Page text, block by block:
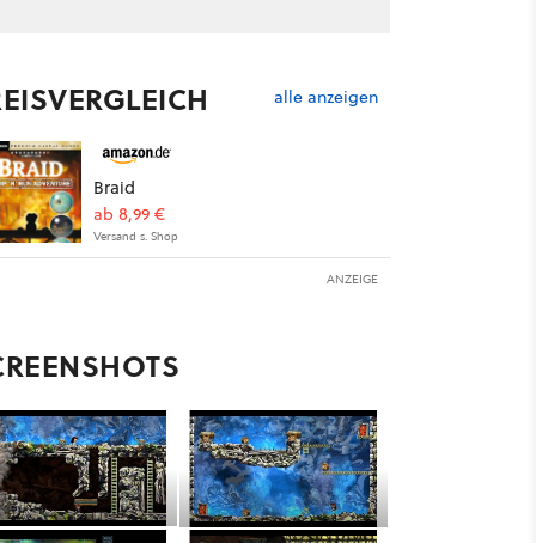
alle anzeigen
Braid
ab 8,99 €
Versand s. Shop
ANZEIGE